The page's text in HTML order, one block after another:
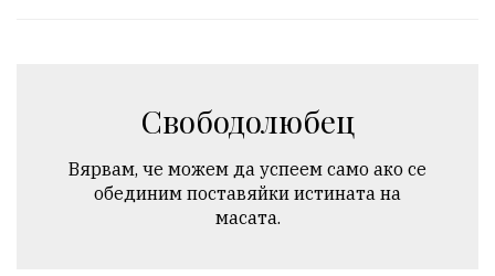
Свободолюбец
Вярвам, че можем да успеем само ако се
обединим поставяйки истината на
масата.